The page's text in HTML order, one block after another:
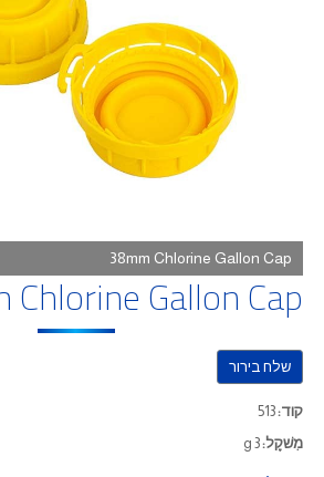
38mm Chlorine Gallon Cap
Gallon Cap
שלח בירור
קוד:513
מִשׁקָל:3 g